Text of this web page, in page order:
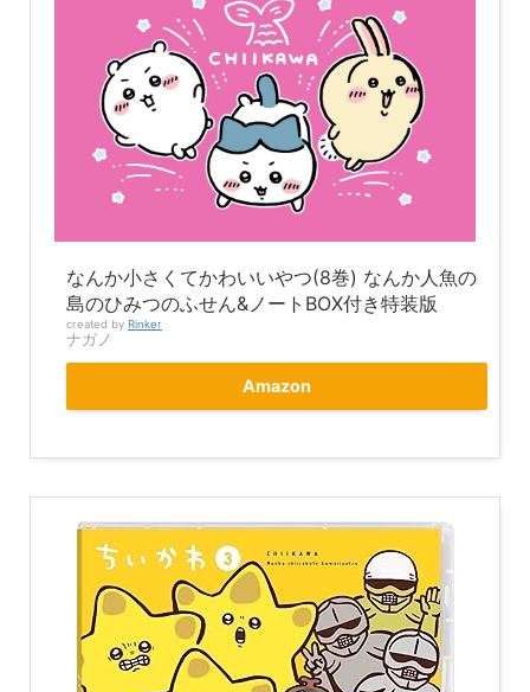
なんか小さくてかわいいやつ(8巻) なんか人魚の
島のひみつのふせん&ノートBOX付き特装版
created by Rinker
ナガノ
Amazon